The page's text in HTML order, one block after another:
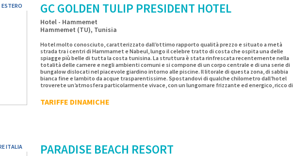
ESTERO GC GOLDEN TULIP PRESIDENT HOTEL
Hotel - Hammemet
Hammemet (TU), Tunisia
Hotel molto conosciuto, caratterizzato dall’ottimo rapporto qualità prezzo e situato a metà
strada tra i centri di Hammamet e Nabeul, lungo il celebre tratto di costa che ospita una delle
spiagge più belle di tutta la costa tunisina. La struttura è stata rinfrescata recentemente nella
totalità delle camere e negli ambienti comuni e si compone di un corpo centrale e di una serie di
bungalow dislocati nel piacevole giardino intorno alle piscine. Il litorale di questa zona, di sabbia
bianca fine e lambito da acque trasparentissime. Spostandovi di qualche chilometro dall’hotel
troverete un’atmosfera particolarmente vivace, con un lungomare frizzante ed energico, ricco di
rinunciare all’uscita serale, immancabile una tappa nella zona di Hammamet Yasmine,
raggiungibile con una corsa in taxi e pochi dinari. Si tratta di un’area portuale turistica di recente
Assolutamente degna di menzione poi la Medina, considerata una delle più spettacolari di tutta
la Tunisia. Le bellissime ceramiche di Nabeul e il centro di lavorazione dove potrete ammirare gli
TARIFFE DINAMICHE
ITALIA PARADISE BEACH RESORT